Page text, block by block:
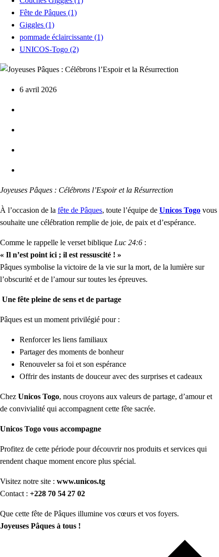
Fête de Pâques (1)
Giggles (1)
pommade éclaircissante (1)
UNICOS-Togo (2)
6 avril 2026
Joyeuses Pâques : Célébrons l’Espoir et la Résurrection
À l’occasion de la fête de Pâques, toute l’équipe de Unicos Togo vous
souhaite une célébration remplie de joie, de paix et d’espérance.
Comme le rappelle le verset biblique Luc 24:6 :
« Il n’est point ici ; il est ressuscité ! »
Pâques symbolise la victoire de la vie sur la mort, de la lumière sur
l’obscurité et de l’amour sur toutes les épreuves.
Une fête pleine de sens et de partage
Pâques est un moment privilégié pour :
Renforcer les liens familiaux
Partager des moments de bonheur
Renouveler sa foi et son espérance
Offrir des instants de douceur avec des surprises et cadeaux
Chez Unicos Togo, nous croyons aux valeurs de partage, d’amour et
de convivialité qui accompagnent cette fête sacrée.
Unicos Togo vous accompagne
Profitez de cette période pour découvrir nos produits et services qui
rendent chaque moment encore plus spécial.
Visitez notre site : www.unicos.tg
Contact : +228 70 54 27 02
Que cette fête de Pâques illumine vos cœurs et vos foyers.
Joyeuses Pâques à tous !